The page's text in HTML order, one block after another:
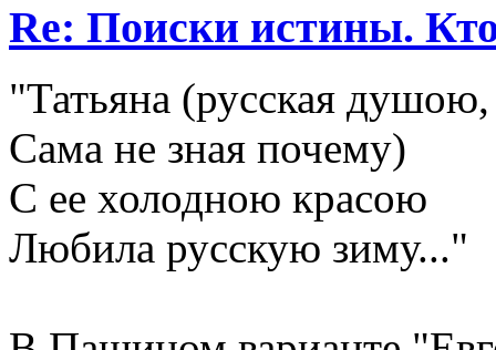
Re: Поиски истины.
"Татьяна (русская душою,
Сама не зная почему)
С ее холодною красою
Любила русскую зиму..."